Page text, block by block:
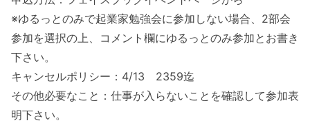
※ゆるっとのみで起業家勉強会に参加しない場合、2部会
参加を選択の上、コメント欄にゆるっとのみ参加とお書き
下さい。
キャンセルポリシー：4/13 2359迄
その他必要なこと：仕事が入らないことを確認して参加表
明下さい。